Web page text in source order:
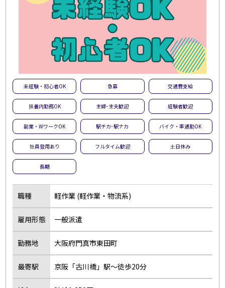
未経験・初心者OK 急募 交通費支給
扶養内勤務OK 主婦･主夫歓迎 経験者歓迎
副業・WワークOK 駅チカ･駅ナカ バイク・車通勤OK
社員登用あり フルタイム歓迎 土日休み
長期
職種 軽作業 (軽作業・物流系)
雇用形態 一般派遣
勤務地 大阪府門真市東田町
最寄駅 京阪「古川橋」駅～徒歩20分